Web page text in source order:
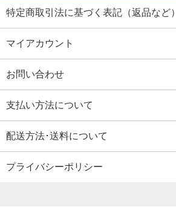
特定商取引法に基づく表記（返品など）
マイアカウント
お問い合わせ
支払い方法について
配送方法･送料について
プライバシーポリシー